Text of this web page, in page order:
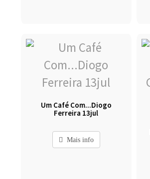
Um Café Com...Diogo
Ferreira 13jul
Mais info